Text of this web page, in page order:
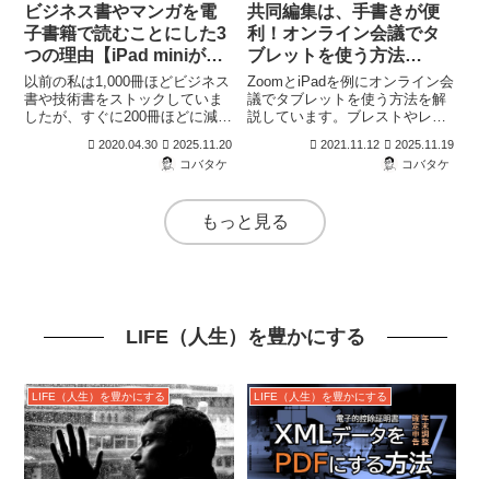
ビジネス書やマンガを電
子書籍で読むことにした3
つの理由【iPad miniが最
適】
以前の私は1,000冊ほどビジネス
書や技術書をストックしていま
したが、すぐに200冊ほどに減ら
書籍にしたからですが、iPad
miniがなければできませんでい
2020.04.30
2025.11.20
コバタケ
共同編集は、手書きが便
利！オンライン会議でタ
ブレットを使う方法
【Zoom×iPad】
ZoomとiPadを例にオンライン会
議でタブレットを使う方法を解
説しています。ブレストやレビ
まとまりやすく効率が良いの
で、オンライン会議に活用して
2021.11.12
2025.11.19
コバタケ
もっと見る
LIFE（人生）を豊かにする
LIFE（人生）を豊かにする LIFE（人生）を豊かにする